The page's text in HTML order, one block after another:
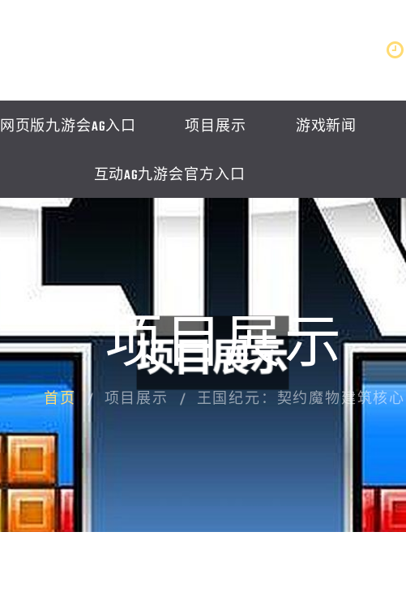
网页版九游会AG入口 项目展示 游戏新闻
互动AG九游会官方入口
项目展示
首页 项目展示 王国纪元：契约魔物建筑核心